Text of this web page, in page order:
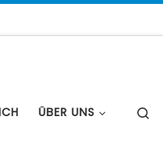
ÜBER UNS